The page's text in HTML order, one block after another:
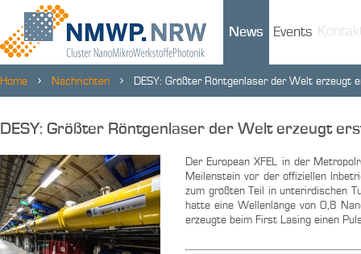
News Events
Home Nachrichten DESY: Größter Röntgenlaser der Welt erzeugt
DESY: Größter Röntgenlaser der Welt erzeugt
Der European XFEL in der
Meilenstein vor der offiziellen
zum größten Teil in unterirdischen
hatte eine Wellenlänge von 0,8
erzeugte beim First Lasing einen